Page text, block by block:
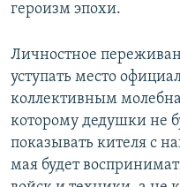
героизм эпохи.
Личностное
уступать место
коллективным
которому дедушки не
показывать кителя с
мая будет